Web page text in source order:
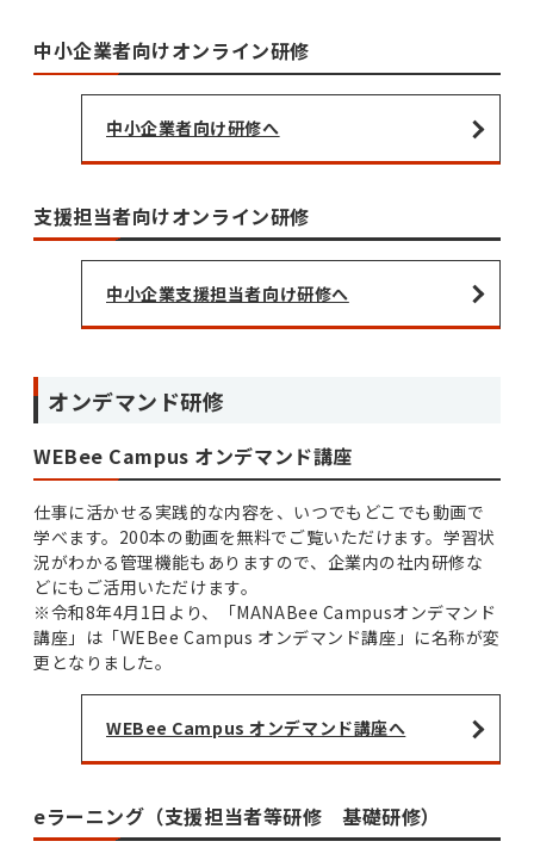
中小企業者向けオンライン研修
中小企業者向け研修へ
支援担当者向けオンライン研修
中小企業支援担当者向け研修へ
オンデマンド研修
WEBee Campus オンデマンド講座
仕事に活かせる実践的な内容を、いつでもどこでも動画で
学べます。200本の動画を無料でご覧いただけます。学習状
況がわかる管理機能もありますので、企業内の社内研修な
どにもご活用いただけます。
※令和8年4月1日より、「MANABee Campusオンデマンド
講座」は「WEBee Campus オンデマンド講座」に名称が変
更となりました。
WEBee Campus オンデマンド講座へ
eラーニング（支援担当者等研修 基礎研修）